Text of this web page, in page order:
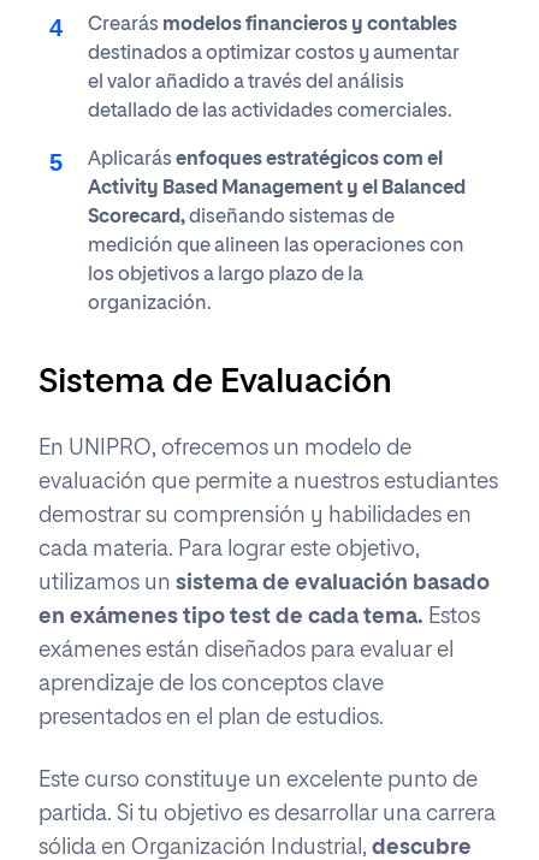
Crearás modelos financieros y contables
destinados a optimizar costos y aumentar
el valor añadido a través del análisis
detallado de las actividades comerciales.
Aplicarás enfoques estratégicos com el
Activity Based Management y el Balanced
Scorecard,diseñando sistemas de
medición que alineen las operaciones con
los objetivos a largo plazo de la
organización.
Sistema de Evaluación
En UNIPRO, ofrecemos un modelo de
evaluación que permite a nuestros estudiantes
demostrar su comprensión y habilidades en
cada materia. Para lograr este objetivo,
utilizamos un sistema de evaluación basado
en exámenes tipo test de cada tema. Estos
exámenes están diseñados para evaluar el
aprendizaje de los conceptos clave
presentados en el plan de estudios.
Este curso constituye un excelente punto de
partida. Si tu objetivo es desarrollar una carrera
sólida en Organización Industrial, descubre